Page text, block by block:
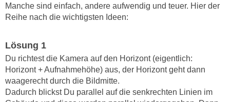
Manche sind einfach, andere aufwendig und teuer. Hier der
Reihe nach die wichtigsten Ideen:
Lösung 1
Du richtest die Kamera auf den Horizont (eigentlich:
Horizont + Aufnahmehöhe) aus, der Horizont geht dann
waagerecht durch die Bildmitte.
Dadurch blickst Du parallel auf die senkrechten Linien im